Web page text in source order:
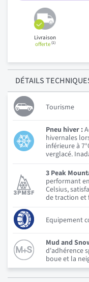
Livraison
offerte(1)
DÉTAILS
Tourisme
Pneu hiver :
hivernales
inférieure à
verglacé.
3 Peak
performant
Celsius,
de traction et
Equipement
Mud and
d'adhérence
boue et la